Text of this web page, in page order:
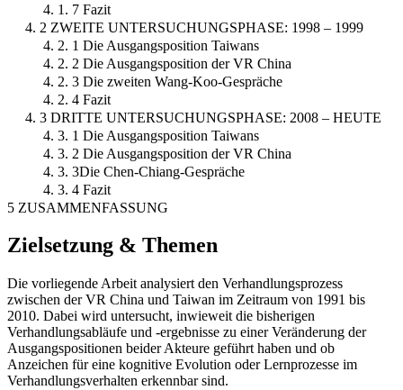
4. 1. 7 Fazit
4. 2 ZWEITE UNTERSUCHUNGSPHASE: 1998 – 1999
4. 2. 1 Die Ausgangsposition Taiwans
4. 2. 2 Die Ausgangsposition der VR China
4. 2. 3 Die zweiten Wang-Koo-Gespräche
4. 2. 4 Fazit
4. 3 DRITTE UNTERSUCHUNGSPHASE: 2008 – HEUTE
4. 3. 1 Die Ausgangsposition Taiwans
4. 3. 2 Die Ausgangsposition der VR China
4. 3. 3Die Chen-Chiang-Gespräche
4. 3. 4 Fazit
5 ZUSAMMENFASSUNG
Zielsetzung & Themen
Die vorliegende Arbeit analysiert den Verhandlungsprozess
zwischen der VR China und Taiwan im Zeitraum von 1991 bis
2010. Dabei wird untersucht, inwieweit die bisherigen
Verhandlungsabläufe und -ergebnisse zu einer Veränderung der
Ausgangspositionen beider Akteure geführt haben und ob
Anzeichen für eine kognitive Evolution oder Lernprozesse im
Verhandlungsverhalten erkennbar sind.